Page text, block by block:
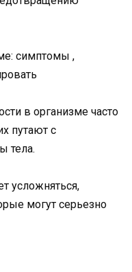
симптомы ,
в организме часто
путают с
тела.
усложняться,
могут серьезно